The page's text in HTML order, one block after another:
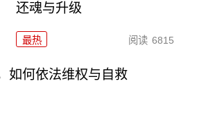
还魂与升级
最热 阅读 6815
如何依法维权与自救